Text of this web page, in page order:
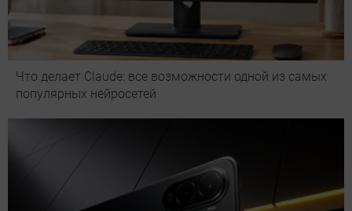
Что делает Сlaude: все возможности одной из самых
популярных нейросетей